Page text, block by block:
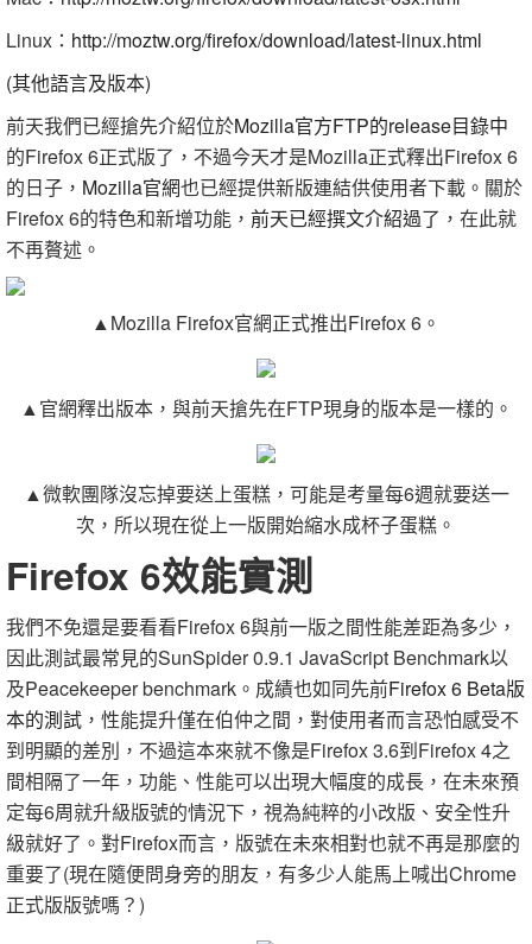
Linux： http://moztw.org/firefox/download/latest-linux.html
(其他語言及版本)
前天我們已經搶先介紹位於Mozilla官方FTP的release目錄中
的Firefox 6正式版了，不過今天才是Mozilla正式釋出Firefox 6
的日子， Mozilla官網也已經提供新版連結供使用者下載。關於
Firefox 6的特色和新增功能， 前天已經撰文介紹過了 ，在此就
不再贅述。
▲Mozilla Firefox官網正式推出Firefox 6。
▲官網釋出版本，與前天搶先在FTP現身的版本是一樣的。
▲微軟團隊沒忘掉要送上蛋糕，可能是考量每6週就要送一
次，所以現在從上一版開始縮水成杯子蛋糕。
Firefox 6效能實測
我們不免還是要看看Firefox 6與前一版之間性能差距為多少，
因此測試最常見的SunSpider 0.9.1 JavaScript Benchmark以
及Peacekeeper benchmark。成績也如同先前Firefox 6 Beta版
本的測試 ，性能提升僅在伯仲之間，對使用者而言恐怕感受不
到明顯的差別，不過這本來就不像是Firefox 3.6到Firefox 4之
間相隔了一年，功能、性能可以出現大幅度的成長，在未來預
定每6周就升級版號的情況下，視為純粹的小改版、安全性升
級就好了。對Firefox而言，版號在未來相對也就不再是那麼的
重要了(現在隨便問身旁的朋友，有多少人能馬上喊出Chrome
正式版版號嗎？)